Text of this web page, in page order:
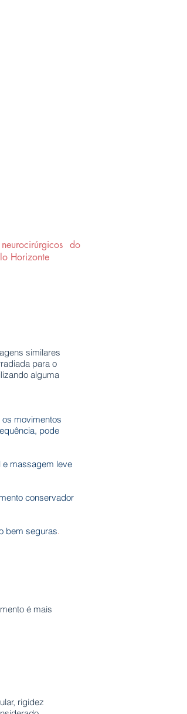
do
Horizonte
similares
para o
alguma
movimentos
pode
massagem leve
conservador
bem seguras.
é mais
rigidez